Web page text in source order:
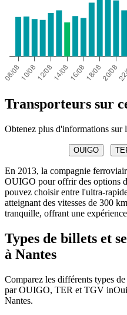
Transporteurs sur
Obtenez plus d'informations sur
OUIGO
En 2013, la compagnie
OUIGO pour offrir des options
pouvez choisir entre l'ultra-
atteignant des vitesses de 300
tranquille, offrant une
Types de billets et
à Nantes
Comparez les différents types
par OUIGO, TER et TGV inOui
Nantes.